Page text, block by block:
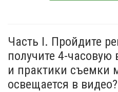
Часть I. Пройдите
получите 4-часовую
и практики съемки
освещается в видео?